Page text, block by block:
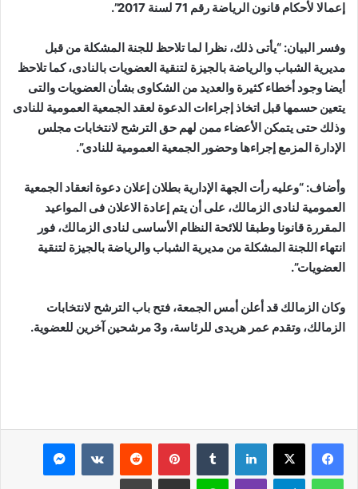
إعمالا لأحكام قانون الرياضة رقم 71 لسنة 2017”.
وفسر البيان: “يأتى ذلك، نظرا لما تلاحظ للجنة المشكلة من قبل
مديرية الشباب والرياضة بالجيزة لتنقية العضويات بالنادى، كما تلاحظ
أيضا وجود أخطاء كثيرة والعديد من الشكاوى بشأن العضويات والتى
يتعين حسمها قبل اتخاذ إجراءات الدعوة لعقد الجمعية العمومية للنادى
وذلك حتى يتمكن الأعضاء ممن لهم حق الترشح لانتخابات مجلس
الإدارة المزمع إجراءها وحضور الجمعية العمومية للنادى”.
وأضاف: “وعليه رأت الجهة الإدارية بطلان إعلان دعوة انعقاد الجمعية
العمومية لنادى الزمالك، على أن يتم إعادة الاعلان فى المواعيد
المقررة قانونا وطبقا للائحة النظام الأساسى لنادى الزمالك، فور
انتهاء اللجنة المشكلة من مديرية الشباب والرياضة بالجيزة لتنقية
العضويات”.
وكان الزمالك قد أعلن أمس الجمعة، فتح باب الترشح لانتخابات
الزمالك، وتقدم عمر هريدى للرئاسة، و3 مرشحين آخرين للعضوية.
لينكدإن بينتيريست ماسنجر
واتساب تيلقرام ڤايبر لاين مشاركة عبر البريد طباعة